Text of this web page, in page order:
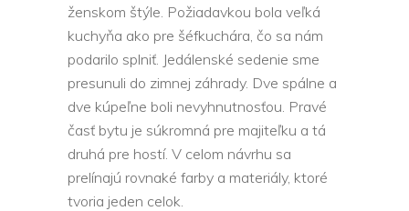
ženskom štýle. Požiadavkou bola veľká
kuchyňa ako pre šéfkuchára, čo sa nám
podarilo splniť. Jedálenské sedenie sme
presunuli do zimnej záhrady. Dve spálne a
dve kúpeľne boli nevyhnutnosťou. Pravé
časť bytu je súkromná pre majiteľku a tá
druhá pre hostí. V celom návrhu sa
prelínajú rovnaké farby a materiály, ktoré
tvoria jeden celok.